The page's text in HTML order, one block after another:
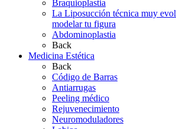
Braquioplastia
La Liposucción técnica muy
modelar tu figura
Abdominoplastia
Back
Medicina Estética
Back
Código de Barras
Antiarrugas
Peeling médico
Rejuvenecimiento
Neuromoduladores